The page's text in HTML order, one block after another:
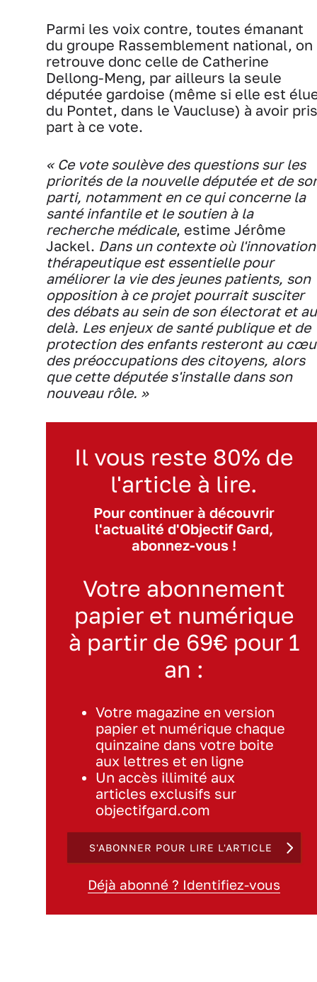
Parmi les voix contre, toutes émanant
du groupe Rassemblement national, on
retrouve donc celle de Catherine
Dellong-Meng, par ailleurs la seule
députée gardoise (même si elle est
du Pontet, dans le Vaucluse) à avoir pris
part à ce vote.
« Ce vote soulève des questions sur les
priorités de la nouvelle députée et de
parti, notamment en ce qui concerne la
santé infantile et le soutien à la
recherche médicale, estime Jérôme
Jackel. Dans un contexte où l'innovation
thérapeutique est essentielle pour
améliorer la vie des jeunes patients, son
opposition à ce projet pourrait susciter
des débats au sein de son électorat et
delà. Les enjeux de santé publique et de
protection des enfants resteront au
des préoccupations des citoyens, alors
que cette députée s'installe dans son
nouveau rôle. »
Il vous reste 80% de
l'article à lire.
Pour continuer à découvrir
l'actualité d'Objectif Gard,
abonnez-vous !
Votre abonnement
papier et numérique
à partir de 69€ pour 1
an :
Votre magazine en version
papier et numérique chaque
quinzaine dans votre boite
aux lettres et en ligne
Un accès illimité aux
articles exclusifs sur
objectifgard.com
S'ABONNER POUR LIRE L'ARTICLE
Déjà abonné ? Identifiez-vous